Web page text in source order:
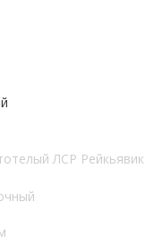
ЛСР Рейкьявик